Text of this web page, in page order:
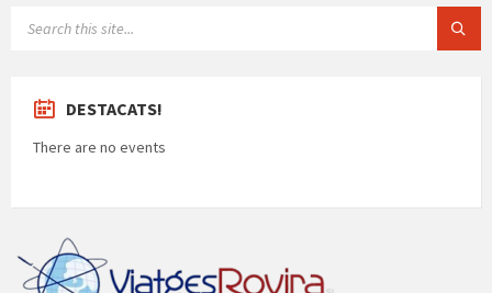
DESTACATS!
There are no events